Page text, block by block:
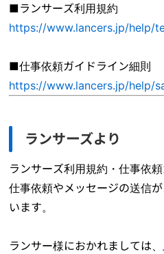
■ランサーズ利用規約
https://www.lancers.jp/help/
■仕事依頼ガイドライン細則
https://www.lancers.jp/help/
ランサーズより
ランサーズ利用規約・仕事依
仕事依頼やメッセージの送信
います。
ランサー様におかれましては